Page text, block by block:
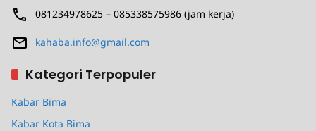
081234978625 – 085338575986 (jam kerja)
kahaba.info@gmail.com
Kategori Terpopuler
Kabar Bima
Kabar Kota Bima